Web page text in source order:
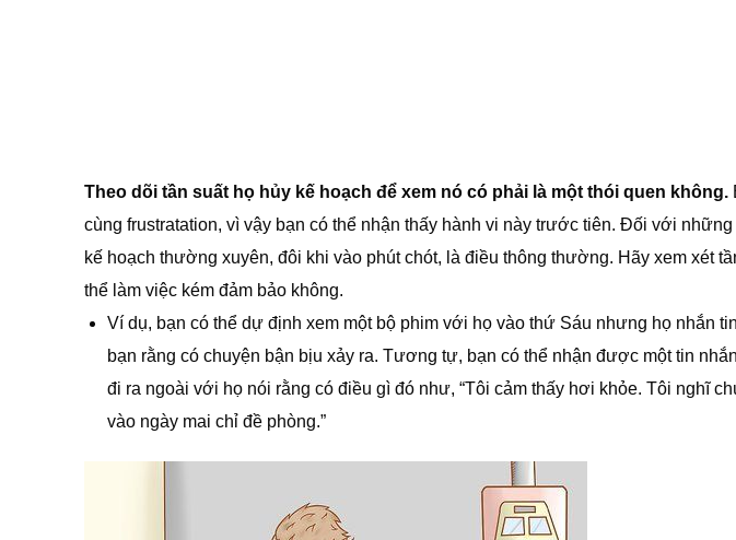
Theo dõi tần suất họ hủy kế hoạch để xem nó có phải là một thói quen không.
cùng frustratation, vì vậy bạn có thể nhận thấy hành vi này trước tiên. Đối với
kế hoạch thường xuyên, đôi khi vào phút chót, là điều thông thường. Hãy xem xét
thể làm việc kém đảm bảo không.
Ví dụ, bạn có thể dự định xem một bộ phim với họ vào thứ Sáu nhưng họ nhắn
bạn rằng có chuyện bận bịu xảy ra. Tương tự, bạn có thể nhận được một tin
đi ra ngoài với họ nói rằng có điều gì đó như, “Tôi cảm thấy hơi khỏe. Tôi nghĩ
vào ngày mai chỉ đề phòng.”